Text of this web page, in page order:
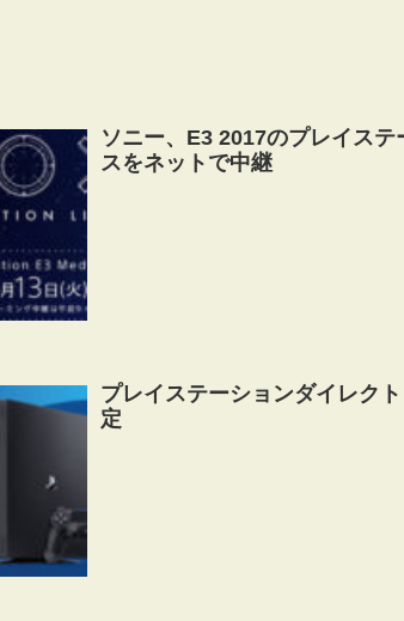
ソニー、E3 2017のプレイス
スをネットで中継
プレイステーションダイレク
定